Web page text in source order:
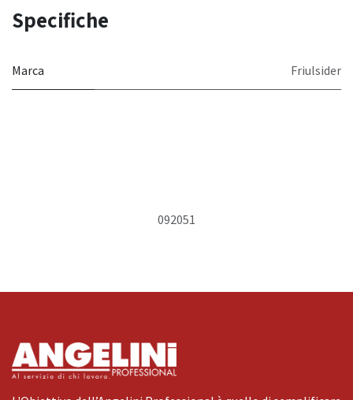
Specifiche
Marca Friulsider
092051